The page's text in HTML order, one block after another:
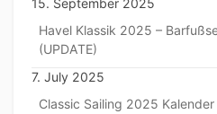
15. September 2025
Havel Klassik 2025 –
(UPDATE)
7. July 2025
Classic Sailing 2025